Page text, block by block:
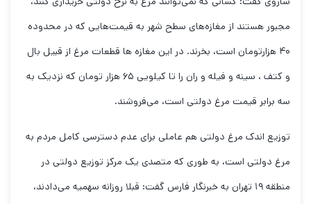
مجبور هستند از مغازه‌های سطح شهر به قیمت‌هایی که در محدوده
۴۰ هزارتومان است، بخرند. در این مغازه ها قطعات مرغ از قبیل بال
و کتف ، سینه و فیله و ران را تا کیلویی ۶۵ هزار تومان که نزدیک به
سه برابر قیمت مرغ دولتی است، می‌فروشند.
توزیع اندک مرغ دولتی هم عاملی برای عدم دسترسی کامل مردم به
مرغ دولتی است، به طوری که متصدی یک مرکز توزیع دولتی در
منطقه ۱۹ تهران به خبرنگار فارس گفت: قبلا روزانه سهمیه می‌دادند،